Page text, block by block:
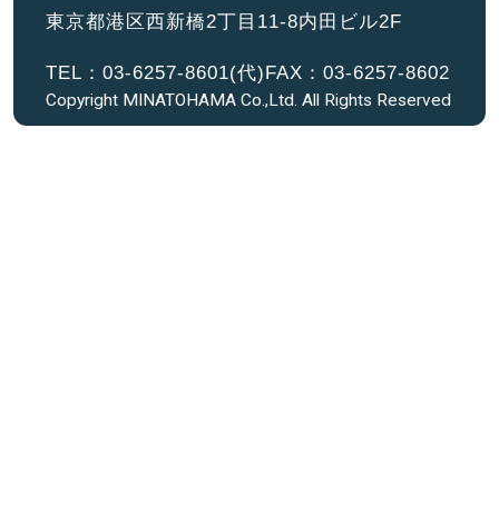
東京都港区西新橋2丁目11-8内田ビル2F
TEL： 03-6257-8601(代)FAX：03-6257-8602
Copyright MINATOHAMA Co.,Ltd. All Rights Reserved